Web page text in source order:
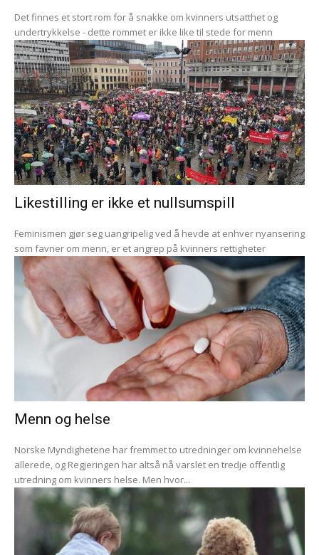
Det finnes et stort rom for å snakke om kvinners utsatthet og
undertrykkelse - dette rommet er ikke like til stede for menn
Likestilling er ikke et nullsumspill
Feminismen gjør seg uangripelig ved å hevde at enhver nyansering
som favner om menn, er et angrep på kvinners rettigheter
Menn og helse
Norske Myndighetene har fremmet to utredninger om kvinnehelse
allerede, og Regjeringen har altså nå varslet en tredje offentlig
utredning om kvinners helse. Men hvor...